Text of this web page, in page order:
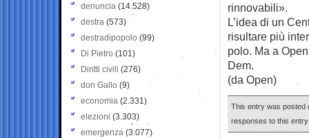
rinnovabili».
L’idea di un
risultare più
polo. Ma a
Dem.
(da Open)
This entry was posted
responses to this
denuncia (14.528)
destra (573)
destradipopolo (99)
Di Pietro (101)
Diritti civili (276)
don Gallo (9)
economia (2.331)
elezioni (3.303)
emergenza (3.077)